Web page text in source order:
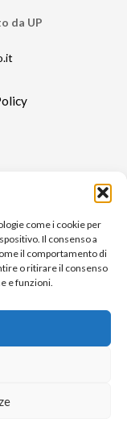
come i cookie per
Il consenso a
il comportamento di
o ritirare il consenso
e funzioni.
da UP
testata giornalistica
Tribunale di Livorno